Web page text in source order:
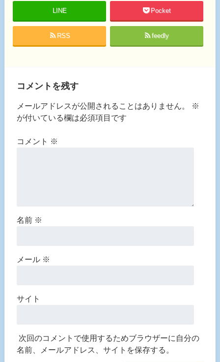
LINE Pocket
RSS feedly
コメントを残す
メールアドレスが公開されることはありません。
※
が付いている欄は必須項目です
コメント ※
名前 ※
メール ※
サイト
次回のコメントで使用するためブラウザーに自分の
名前、メールアドレス、サイトを保存する。